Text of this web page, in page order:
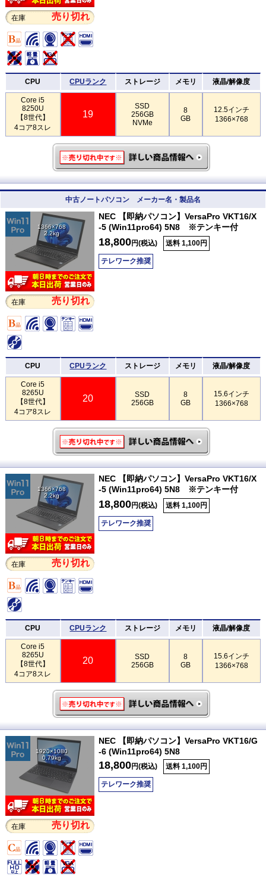
在庫 売り切れ
CPU CPUランク ストレージ メモリ 液晶/解像度
Core i5
8250U
【8世代】
4コア8スレ
19
SSD
256GB
NVMe
8
GB
12.5インチ
1366×768
中古ノートパソコン メーカー名・製品名
1366×768
2.2kg
在庫 売り切れ
NEC 【即納パソコン】VersaPro VKT16/X
-5 (Win11pro64) 5N8 ※テンキー付
18,800円(税込) 送料 1,100円
テレワーク推奨
CPU CPUランク ストレージ メモリ 液晶/解像度
Core i5
8265U
【8世代】
4コア8スレ
20
SSD
256GB
8
GB
15.6インチ
1366×768
1366×768
2.2kg
在庫 売り切れ
NEC 【即納パソコン】VersaPro VKT16/X
-5 (Win11pro64) 5N8 ※テンキー付
18,800円(税込) 送料 1,100円
テレワーク推奨
CPU CPUランク ストレージ メモリ 液晶/解像度
Core i5
8265U
【8世代】
4コア8スレ
20
SSD
256GB
8
GB
15.6インチ
1366×768
1920×1080
0.79kg
在庫 売り切れ
NEC 【即納パソコン】VersaPro VKT16/G
-6 (Win11pro64) 5N8
18,800円(税込) 送料 1,100円
テレワーク推奨